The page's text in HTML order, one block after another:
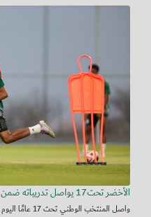
الأخضر تحت17 يواصل تدريباته ضمن معسكر الطائف
واصل المنتخب الوطني تحت 17 عامًا اليوم الثلاثاء تدريباته ضمن معسكره في...